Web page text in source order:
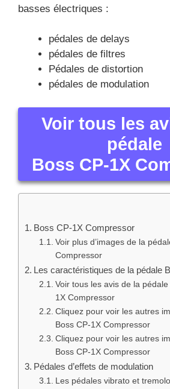
basses électriques :
pédales de delays
pédales de filtres
Pédales de distortion
pédales de modulation
Voir tous les
pédale
Boss CP-1X
Boss CP-1X Compressor
Voir plus d’images de la
Compressor
Les caractéristiques de la pédale
Voir tous les avis de la pédale
1X Compressor
Cliquez pour voir les autres
Boss CP-1X Compressor
Cliquez pour voir les autres
Boss CP-1X Compressor
Pédales d’effets de modulation
Les pédales vibrato et tremolo